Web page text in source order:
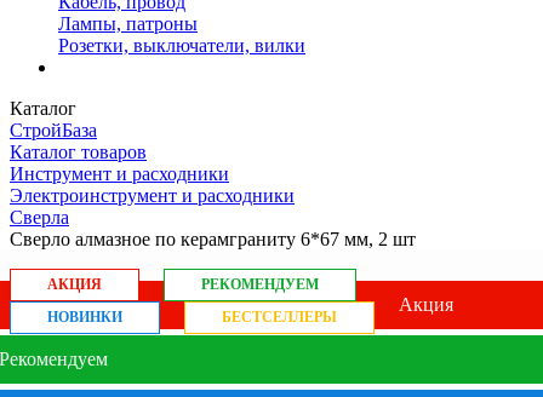
Лампы, патроны
Розетки, выключатели, вилки
Каталог
СтройБаза
Каталог товаров
Инструмент и расходники
Электроинструмент и расходники
Сверла
Сверло алмазное по керамграниту 6*67 мм, 2 шт
АКЦИЯ
РЕКОМЕНДУЕМ
НОВИНКИ
БЕСТСЕЛЛЕРЫ
Акция
Рекомендуем